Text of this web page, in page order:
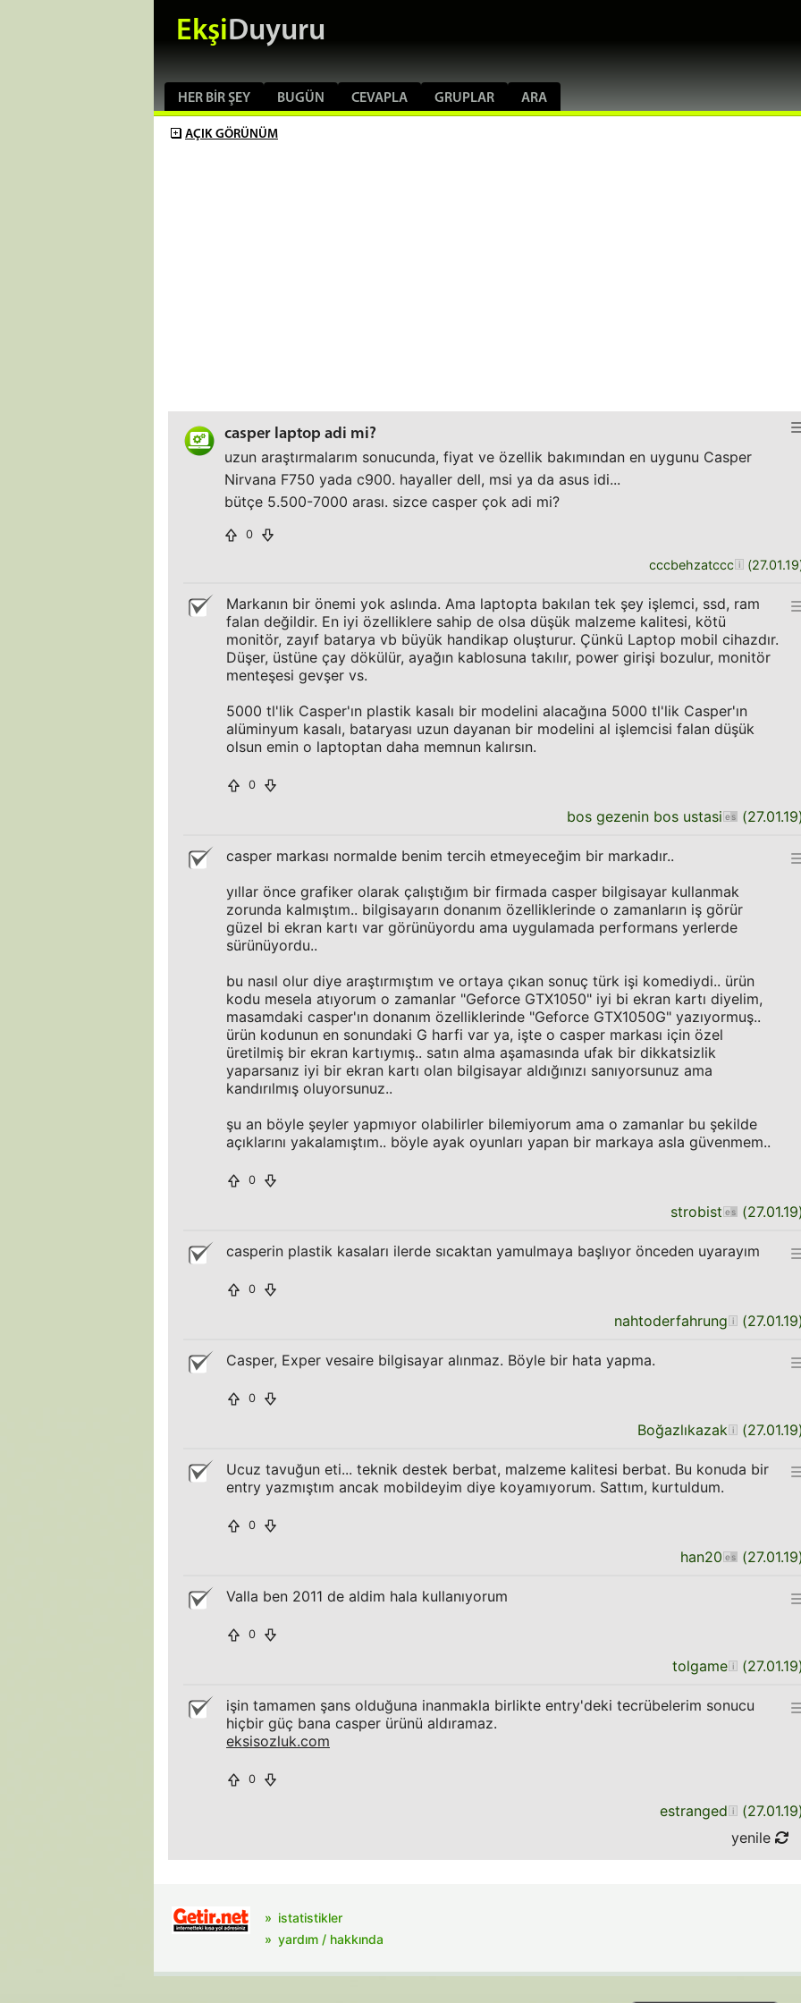
EkşiDuyuru
HER BIR ŞEY BUGÜN CEVAPLA GRUPLAR ARA
AÇIK GÖRÜNÜM
casper laptop adi mi?
uzun araştırmalarım sonucunda, fiyat ve özellik bakımından en uygunu Casper
Nirvana F750 yada c900. hayaller dell, msi ya da asus idi...
bütçe 5.500-7000 arası. sizce casper çok adi mi?
0
cccbehzatccc (27.01.19
Markanın bir önemi yok aslında. Ama laptopta bakılan tek şey işlemci, ssd, ram
falan değildir. En iyi özelliklere sahip de olsa düşük malzeme kalitesi, kötü
monitör, zayıf batarya vb büyük handikap oluşturur. Çünkü Laptop mobil cihazdır.
Düşer, üstüne çay dökülür, ayağın kablosuna takılır, power girişi bozulur, monitör
menteşesi gevşer vs.
5000 tl'lik Casper'ın plastik kasalı bir modelini alacağına 5000 tl'lik Casper'ın
alüminyum kasalı, bataryası uzun dayanan bir modelini al işlemcisi falan düşük
olsun emin o laptoptan daha memnun kalırsın.
0
bos gezenin bos ustasi (27.01.19
casper markası normalde benim tercih etmeyeceğim bir markadır..
yıllar önce grafiker olarak çalıştığım bir firmada casper bilgisayar kullanmak
zorunda kalmıştım.. bilgisayarın donanım özelliklerinde o zamanların iş görür
güzel bi ekran kartı var görünüyordu ama uygulamada performans yerlerde
sürünüyordu..
bu nasıl olur diye araştırmıştım ve ortaya çıkan sonuç türk işi komediydi.. ürün
kodu mesela atıyorum o zamanlar "Geforce GTX1050" iyi bi ekran kartı diyelim,
masamdaki casper'ın donanım özelliklerinde "Geforce GTX1050G" yazıyormuş..
ürün kodunun en sonundaki G harfi var ya, işte o casper markası için özel
üretilmiş bir ekran kartıymış.. satın alma aşamasında ufak bir dikkatsizlik
yaparsanız iyi bir ekran kartı olan bilgisayar aldığınızı sanıyorsunuz ama
kandırılmış oluyorsunuz..
şu an böyle şeyler yapmıyor olabilirler bilemiyorum ama o zamanlar bu şekilde
açıklarını yakalamıştım.. böyle ayak oyunları yapan bir markaya asla güvenmem..
0
strobist (27.01.19
casperin plastik kasaları ilerde sıcaktan yamulmaya başlıyor önceden uyarayım
0
nahtoderfahrung (27.01.19
Casper, Exper vesaire bilgisayar alınmaz. Böyle bir hata yapma.
0
Boğazlıkazak (27.01.19
Ucuz tavuğun eti... teknik destek berbat, malzeme kalitesi berbat. Bu konuda bir
entry yazmıştım ancak mobildeyim diye koyamıyorum. Sattım, kurtuldum.
0
han20 (27.01.19
Valla ben 2011 de aldim hala kullanıyorum
0
tolgame (27.01.19
işin tamamen şans olduğuna inanmakla birlikte entry'deki tecrübelerim sonucu
hiçbir güç bana casper ürünü aldıramaz.
eksisozluk.com
0
estranged (27.01.19
yenile
istatistikler
yardım / hakkında